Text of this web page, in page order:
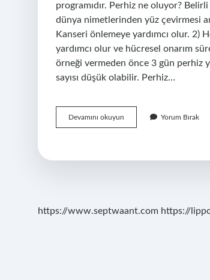
programıdır. Perhiz ne oluyor?
dünya nimetlerinden yüz çevirmesi
Kanseri önlemeye yardımcı olur. 2)
yardımcı olur ve hücresel onarım
örneği vermeden önce 3 gün perhiz
sayısı düşük olabilir. Perhiz…
Devamını okuyun
Nedir
Yorum Bırak
https://www.septwaant.com https://